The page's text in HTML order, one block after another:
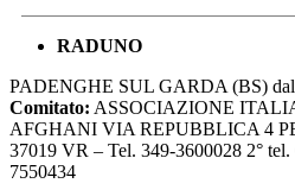
RADUNO
PADENGHE SUL GARDA (BS) dal
Comitato: ASSOCIAZIONE
AFGHANI VIA REPUBBLICA 4
37019 VR – Tel. 349-3600028 2°
7550434